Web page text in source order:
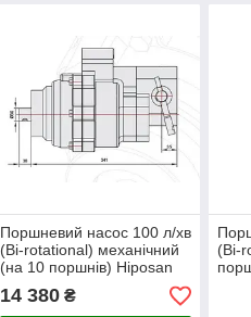
Поршневий насос 100 л/хв
(Bi-rotational) механічний
(на 10 поршнів) Hiposan
14 380₴
(Bi-